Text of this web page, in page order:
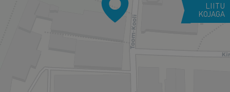
LIITU
KOJAGA